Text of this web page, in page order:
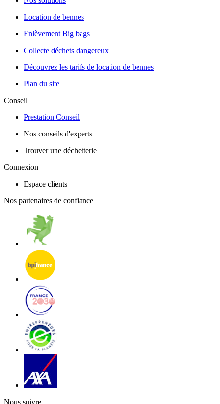
Location de bennes
Enlèvement Big bags
Collecte déchets dangereux
Découvrez les tarifs de location de bennes
Plan du site
Conseil
Prestation Conseil
Nos conseils d'experts
Trouver une déchetterie
Connexion
Espace clients
Nos partenaires de confiance
Nous suivre